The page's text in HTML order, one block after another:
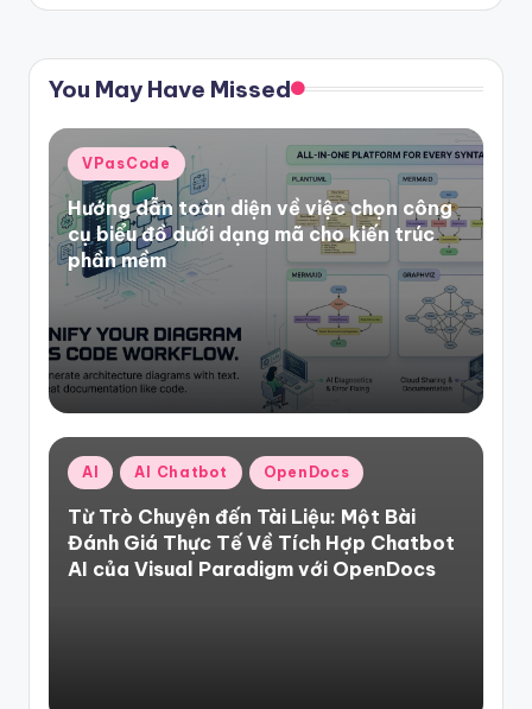
You May Have Missed
Posted
in
VPasCode
Hướng dẫn toàn diện về việc chọn công
cụ biểu đồ dưới dạng mã cho kiến trúc
phần mềm
Posted
in
AI AI Chatbot OpenDocs
Từ Trò Chuyện đến Tài Liệu: Một Bài
Đánh Giá Thực Tế Về Tích Hợp Chatbot
AI của Visual Paradigm với OpenDocs